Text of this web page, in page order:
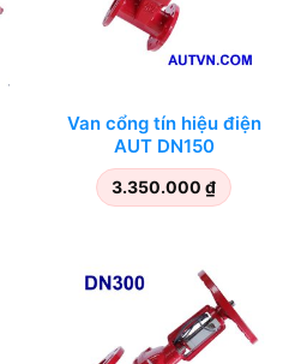
Van cổng tín hiệu điện
AUT DN150
3.350.000 ₫